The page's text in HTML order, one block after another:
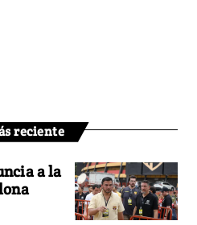
reciente
a la